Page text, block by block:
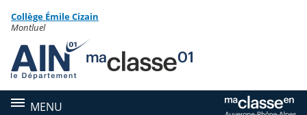
Menu de la rubrique
Contenu
Collège Émile Cizain
Montluel
MENU